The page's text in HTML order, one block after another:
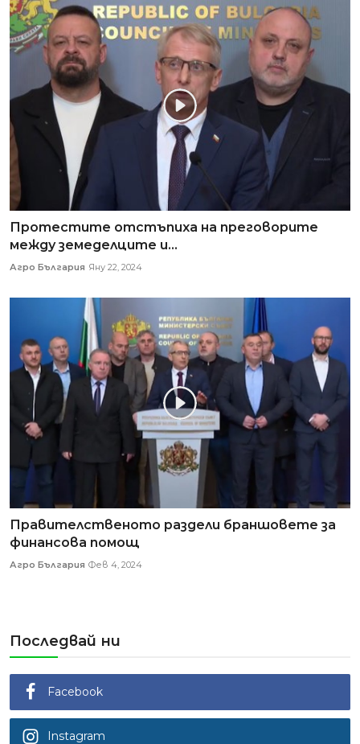
Протестите отстъпиха на преговорите
между земеделците и...
Агро България Яну 22, 2024
Правителственото раздели браншовете за
финансова помощ
Агро България Фев 4, 2024
Последвай ни
Facebook
Instagram